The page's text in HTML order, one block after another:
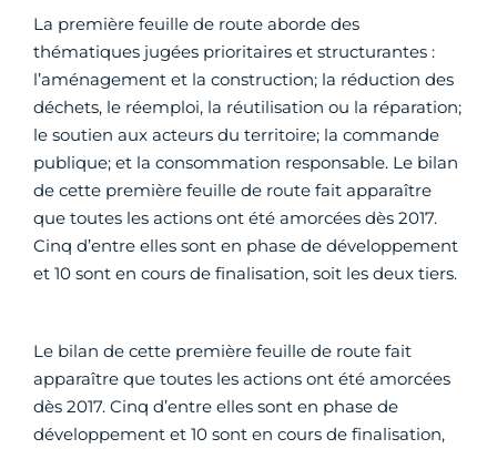
La première feuille de route aborde des
thématiques jugées prioritaires et structurantes :
l’aménagement et la construction; la réduction des
déchets, le réemploi, la réutilisation ou la réparation;
le soutien aux acteurs du territoire; la commande
publique; et la consommation responsable. Le bilan
de cette première feuille de route fait apparaître
que toutes les actions ont été amorcées dès 2017.
Cinq d’entre elles sont en phase de développement
et 10 sont en cours de finalisation, soit les deux tiers.
Le bilan de cette première feuille de route fait
apparaître que toutes les actions ont été amorcées
dès 2017. Cinq d’entre elles sont en phase de
développement et 10 sont en cours de finalisation,